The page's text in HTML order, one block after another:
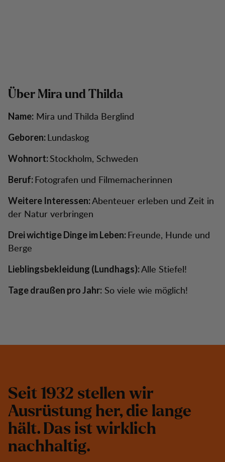
Über Mira und Thilda
Name: Mira und Thilda Berglind
Geboren:Lundaskog
Wohnort:Stockholm, Schweden
Beruf:Fotografen und Filmemacherinnen
Weitere Interessen:Abenteuer erleben und Zeit in
der Natur verbringen
Drei wichtige Dinge im Leben:Freunde, Hunde und
Berge
Lieblingsbekleidung (Lundhags):Alle Stiefel!
Tage draußen pro Jahr: So viele wie möglich!
Seit 1932 stellen wir
Ausrüstung her, die lange
hält. Das ist wirklich
nachhaltig.